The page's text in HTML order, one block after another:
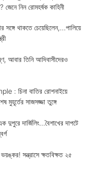
নিন রোমহর্ষক কাহিনী
থাকতে চেয়েছিলেন,...পালিয়ে
তিনি আদিবাসীদেরও
চিনা বাতির রোশনাইয়ে
মুহূর্তের সাজসজ্জা তুঙ্গে
দার্জিলিং...বৈশাখের দাপটে